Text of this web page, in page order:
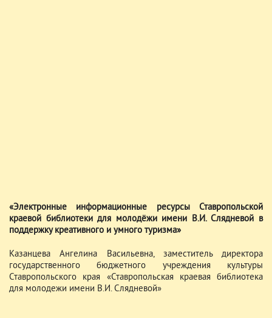
«Электронные информационные ресурсы Ставропольской
краевой библиотеки для молодёжи имени В.И. Слядневой в
поддержку креативного и умного туризма»
Казанцева Ангелина Васильевна, заместитель директора
государственного бюджетного учреждения культуры
Ставропольского края «Ставропольская краевая библиотека
для молодежи имени В.И. Слядневой»